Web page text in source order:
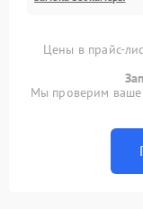
Цены в прайс-
Мы проверим ваше